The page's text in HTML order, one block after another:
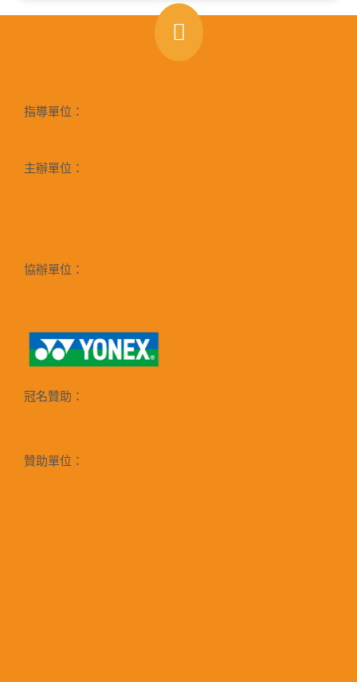
指導單位：
主辦單位：
協辦單位：
冠名贊助：
贊助單位：